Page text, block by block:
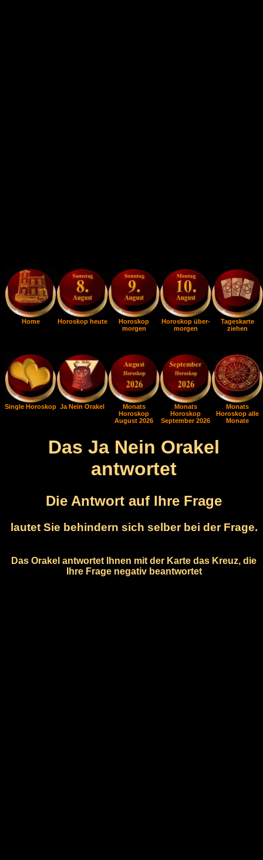
Home Horoskop heute
Horoskop
morgen
Horoskop über-
morgen
Tageskarte
ziehen
Single Horoskop Ja Nein Orakel
Monats
Horoskop
August 2026
Monats
Horoskop
September 2026
Monats
Horoskop alle
Monate
Das Ja Nein Orakel
antwortet
Die Antwort auf Ihre Frage
lautet Sie behindern sich selber bei der Frage.
Das Orakel antwortet Ihnen mit der Karte das Kreuz, die
Ihre Frage negativ beantwortet